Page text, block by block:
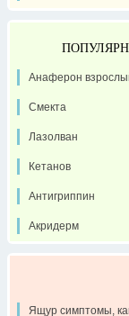
Анаферон
Смекта
Лазолван
Кетанов
Антигриппин
Акридерм
Ящур симптомы,